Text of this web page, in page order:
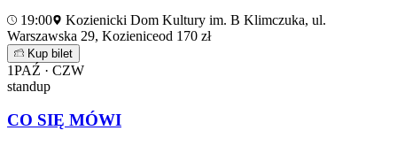
19:00
Kozienicki Dom Kultury im. B Klimczuka, ul.
Warszawska 29, Kozieniceod 170 zł
Kup bilet
1PAŹ · CZW
standup
CO SIĘ MÓWI